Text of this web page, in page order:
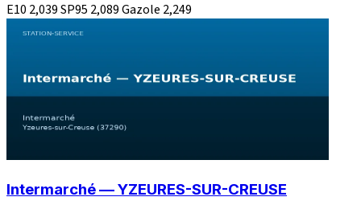
E10 2,039SP95 2,089Gazole 2,249
Intermarché — YZEURES-SUR-CREUSE